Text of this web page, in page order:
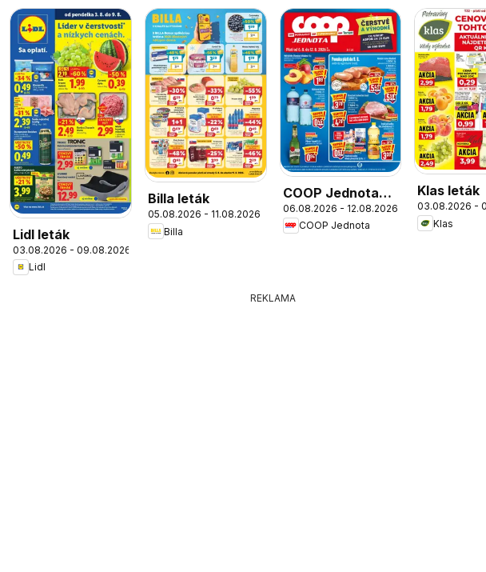
Lidl leták
03.08.2026 - 09.08.2026
Lidl
Billa leták
05.08.2026 - 11.08.2026
Billa
COOP Jednota
leták
06.08.2026 - 12.08.2026
COOP Jednota
Klas leták
03.08.2026 -
Klas
REKLAMA